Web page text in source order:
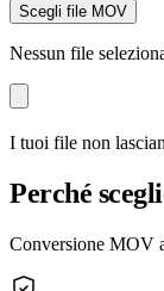
Scegli file MOV
Nessun file
I tuoi file non
Perché
Conversione MOV